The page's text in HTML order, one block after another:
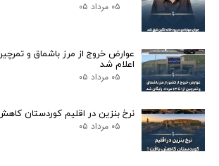
۰۵ مرداد ۰۵
عوارض خروج از مرز باشماق و
اعلام شد
۰۵ مرداد ۰۵
نرخ بنزین در اقلیم کوردستان
۰۵ مرداد ۰۵